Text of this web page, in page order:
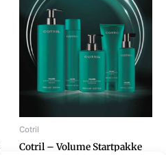
Cotril
Cotril – Volume Startpakke